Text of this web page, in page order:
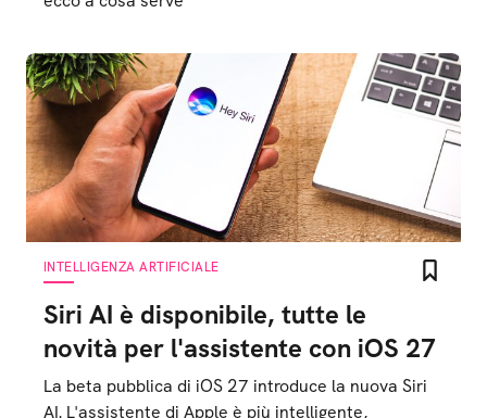
INTELLIGENZA ARTIFICIALE
Siri AI è disponibile, tutte le
novità per l'assistente con iOS 27
La beta pubblica di iOS 27 introduce la nuova Siri
AI. L'assistente di Apple è più intelligente,